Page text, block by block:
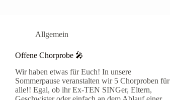
Allgemein
Offene Chorprobe 🎤
Wir haben etwas für Euch! In unsere
Sommerpause veranstalten wir 5 Chorproben für
alle!! Egal, ob ihr Ex-TEN SINGer, Eltern,